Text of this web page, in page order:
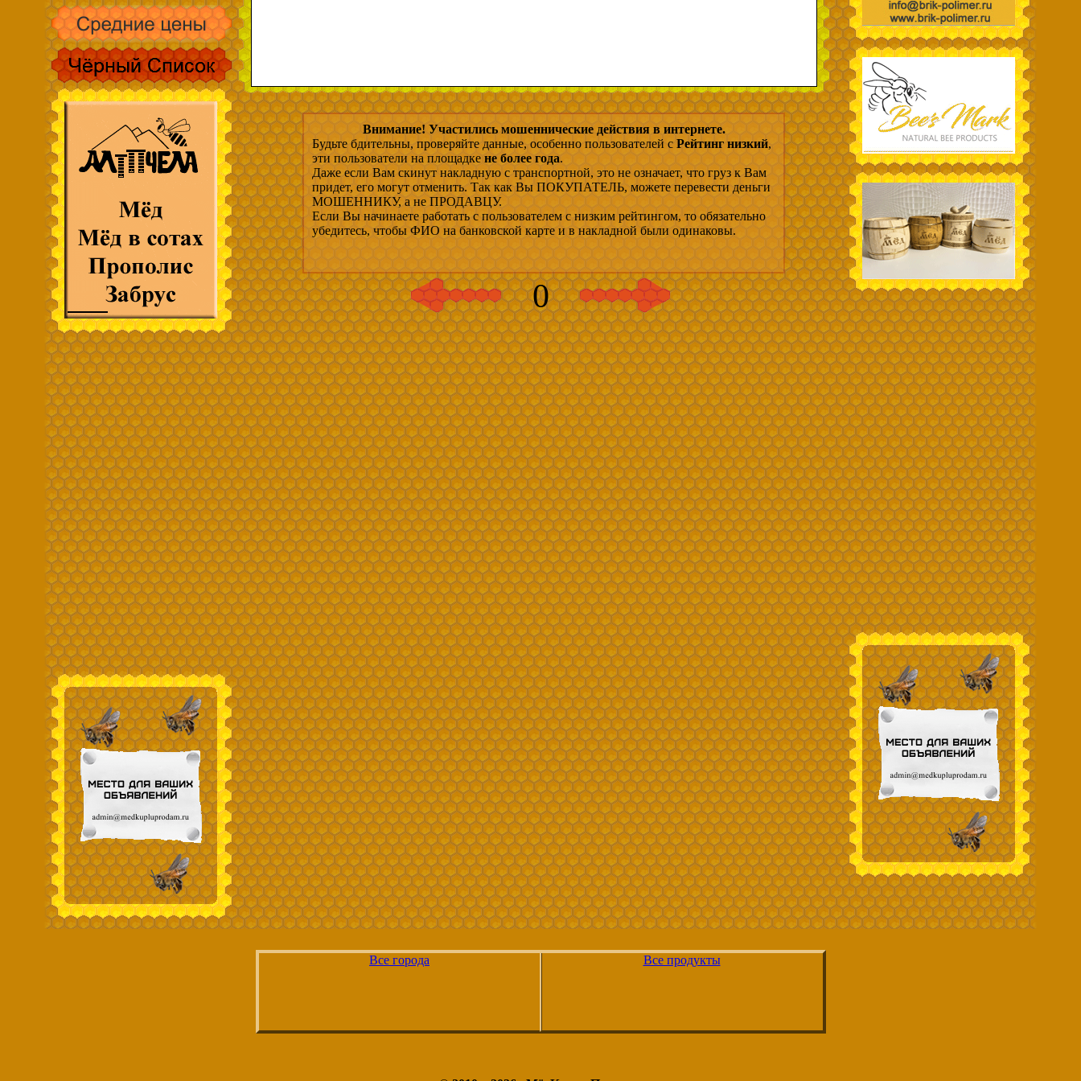
Внимание! Участились мошеннические действия в интернете.
Будьте бдительны, проверяйте данные, особенно пользователей с Рейтинг низкий,
эти пользователи на площадке не более года.
Даже если Вам скинут накладную с транспортной, это не означает, что груз к Вам
придет, его могут отменить. Так как Вы ПОКУПАТЕЛЬ, можете перевести деньги
МОШЕННИКУ, а не ПРОДАВЦУ.
Если Вы начинаете работать с пользователем с низким рейтингом, то обязательно
убедитесь, чтобы ФИО на банковской карте и в накладной были одинаковы.
0
Все города Все продукты